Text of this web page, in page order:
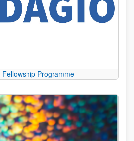
Fellowship Programme